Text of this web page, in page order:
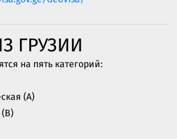
ГРУЗИИ
на пять категорий:
(A)